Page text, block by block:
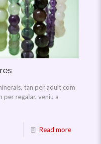
tan per adult com
per regalar, veniu a
Read more